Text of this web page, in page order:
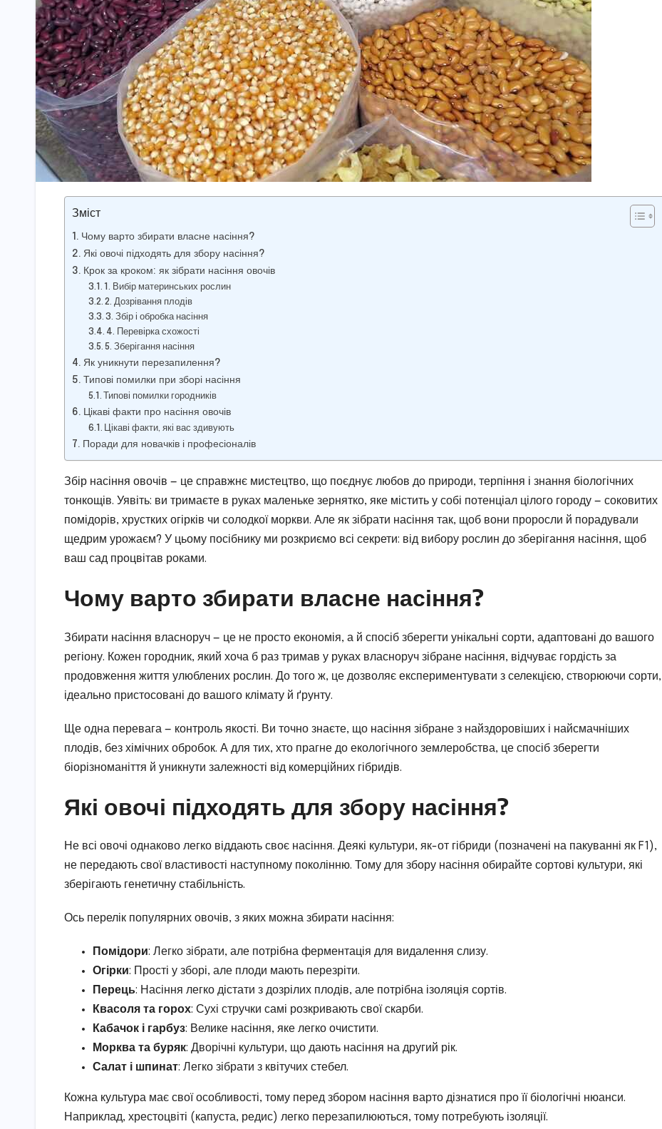
Зміст
Чому варто збирати власне насіння?
Які овочі підходять для збору насіння?
Крок за кроком: як зібрати насіння овочів
1. Вибір материнських рослин
2. Дозрівання плодів
3. Збір і обробка насіння
4. Перевірка схожості
5. Зберігання насіння
Як уникнути перезапилення?
Типові помилки при зборі насіння
Типові помилки городників
Цікаві факти про насіння овочів
Цікаві факти, які вас здивують
Поради для новачків і професіоналів
Збір насіння овочів — це справжнє мистецтво, що поєднує любов до природи, терпіння і знання біологічних
тонкощів. Уявіть: ви тримаєте в руках маленьке зернятко, яке містить у собі потенціал цілого городу — соковитих
помідорів, хрустких огірків чи солодкої моркви. Але як зібрати насіння так, щоб вони проросли й порадували
щедрим урожаєм? У цьому посібнику ми розкриємо всі секрети: від вибору рослин до зберігання насіння, щоб
ваш сад процвітав роками.
Чому варто збирати власне насіння?
Збирати насіння власноруч — це не просто економія, а й спосіб зберегти унікальні сорти, адаптовані до вашого
регіону. Кожен городник, який хоча б раз тримав у руках власноруч зібране насіння, відчуває гордість за
продовження життя улюблених рослин. До того ж, це дозволяє експериментувати з селекцією, створюючи сорти,
ідеально пристосовані до вашого клімату й ґрунту.
Ще одна перевага — контроль якості. Ви точно знаєте, що насіння зібране з найздоровіших і найсмачніших
плодів, без хімічних обробок. А для тих, хто прагне до екологічного землеробства, це спосіб зберегти
біорізноманіття й уникнути залежності від комерційних гібридів.
Які овочі підходять для збору насіння?
Не всі овочі однаково легко віддають своє насіння. Деякі культури, як-от гібриди (позначені на пакуванні як F1),
не передають свої властивості наступному поколінню. Тому для збору насіння обирайте сортові культури, які
зберігають генетичну стабільність.
Ось перелік популярних овочів, з яких можна збирати насіння:
Помідори: Легко зібрати, але потрібна ферментація для видалення слизу.
Огірки: Прості у зборі, але плоди мають перезріти.
Перець: Насіння легко дістати з дозрілих плодів, але потрібна ізоляція сортів.
Квасоля та горох: Сухі стручки самі розкривають свої скарби.
Кабачок і гарбуз: Велике насіння, яке легко очистити.
Морква та буряк: Дворічні культури, що дають насіння на другий рік.
Салат і шпинат: Легко зібрати з квітучих стебел.
Кожна культура має свої особливості, тому перед збором насіння варто дізнатися про її біологічні нюанси.
Наприклад, хрестоцвіті (капуста, редис) легко перезапилюються, тому потребують ізоляції.